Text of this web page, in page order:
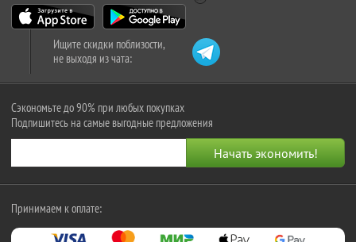
Ищите скидки поблизости,
не выходя из чата:
Сэкономьте до 90% при любых покупках
Подпишитесь на самые выгодные предложения
Принимаем к оплате: